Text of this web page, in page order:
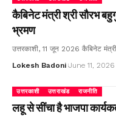
कैबिनेट मंत्री श्री सौरभ
भ्रमण
उत्तरकाशी, 11 जून 2026 कैबिनेट
Lokesh Badoni June 11, 2026
उत्तरकाशी उत्तराखंड राजनीति
लहू से सींचा है भाजपा